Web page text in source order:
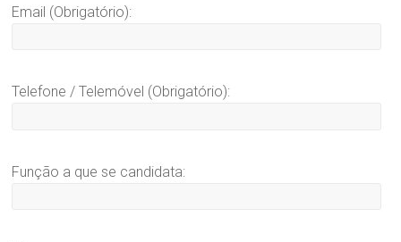
–
Email (Obrigatório):
Telefone / Telemóvel (Obrigatório):
Função a que se candidata: